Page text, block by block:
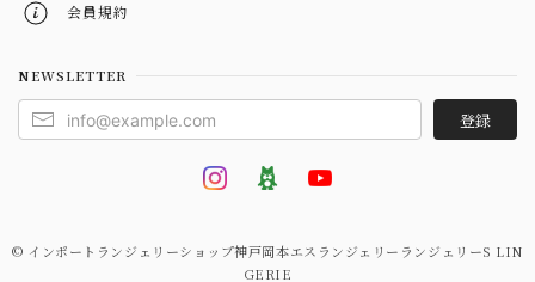
会員規約
NEWSLETTER
登録
© インポートランジェリーショップ神戸岡本エスランジェリーランジェリーS LIN
GERIE